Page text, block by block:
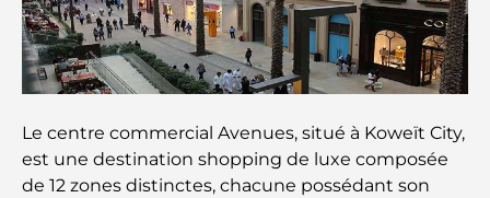
Les voitures les plus chères de Tesla : l'innovation
au service de la performance
célèbres de Dubaï
Le centre commercial Avenues, situé à Koweït City,
est une destination shopping de luxe composée
de 12 zones distinctes, chacune possédant son